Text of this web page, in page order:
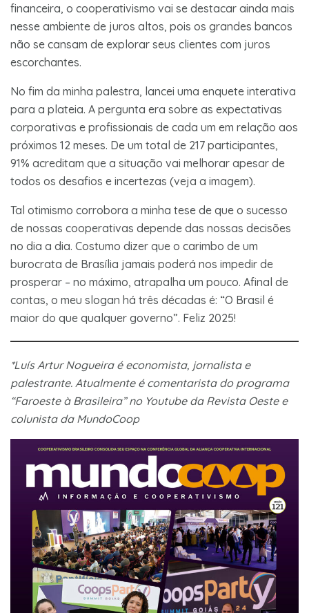
financeira, o cooperativismo vai se destacar ainda mais
nesse ambiente de juros altos, pois os grandes bancos
não se cansam de explorar seus clientes com juros
escorchantes.
No fim da minha palestra, lancei uma enquete interativa
para a plateia. A pergunta era sobre as expectativas
corporativas e profissionais de cada um em relação aos
próximos 12 meses. De um total de 217 participantes,
91% acreditam que a situação vai melhorar apesar de
todos os desafios e incertezas (veja a imagem).
Tal otimismo corrobora a minha tese de que o sucesso
de nossas cooperativas depende das nossas decisões
no dia a dia. Costumo dizer que o carimbo de um
burocrata de Brasília jamais poderá nos impedir de
prosperar – no máximo, atrapalha um pouco. Afinal de
contas, o meu slogan há três décadas é: “O Brasil é
maior do que qualquer governo”. Feliz 2025!
*Luís Artur Nogueira é economista, jornalista e
palestrante. Atualmente é comentarista do programa
“Faroeste à Brasileira” no Youtube da Revista Oeste e
colunista da MundoCoop